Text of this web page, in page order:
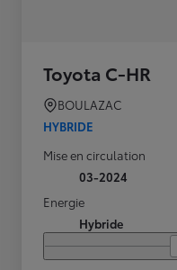
Toyota C-HR
BOULAZAC
HYBRIDE
Mise en circulation
03-2024
Energie
Hybride